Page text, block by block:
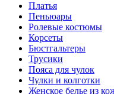
Платья
Пеньюары
Ролевые костюмы
Корсеты
Бюстгальтеры
Трусики
Пояса для чулок
Чулки и колготки
Женское белье из